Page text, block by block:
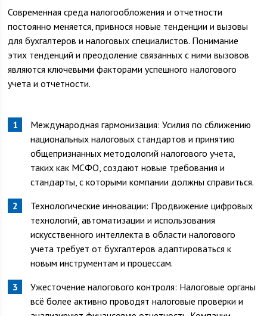
Современная среда налогообложения и отчетности
постоянно меняется, привнося новые тенденции и вызовы
для бухгалтеров и налоговых специалистов. Понимание
этих тенденций и преодоление связанных с ними вызовов
являются ключевыми факторами успешного налогового
учета и отчетности.
Международная гармонизация: Усилия по сближению
национальных налоговых стандартов и принятию
общепризнанных методологий налогового учета,
таких как МСФО, создают новые требования и
стандарты, с которыми компании должны справиться.
Технологические инновации: Продвижение цифровых
технологий, автоматизации и использования
искусственного интеллекта в области налогового
учета требует от бухгалтеров адаптироваться к
новым инструментам и процессам.
Ужесточение налогового контроля: Налоговые органы
всё более активно проводят налоговые проверки и